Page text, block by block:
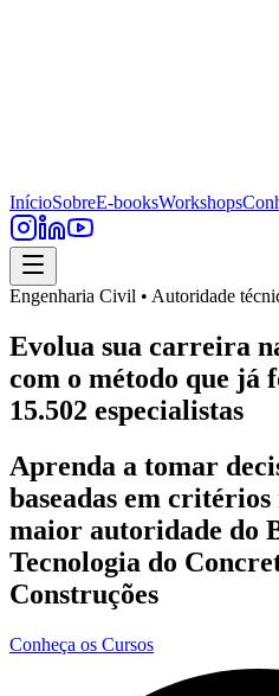
InícioSobreE-booksWorkshops
Engenharia Civil • Autoridade
Evolua sua carreira
com o método que já
15.502 especialistas
Aprenda a tomar
baseadas em
maior autoridade do
Tecnologia do
Construções
Conheça os Cursos